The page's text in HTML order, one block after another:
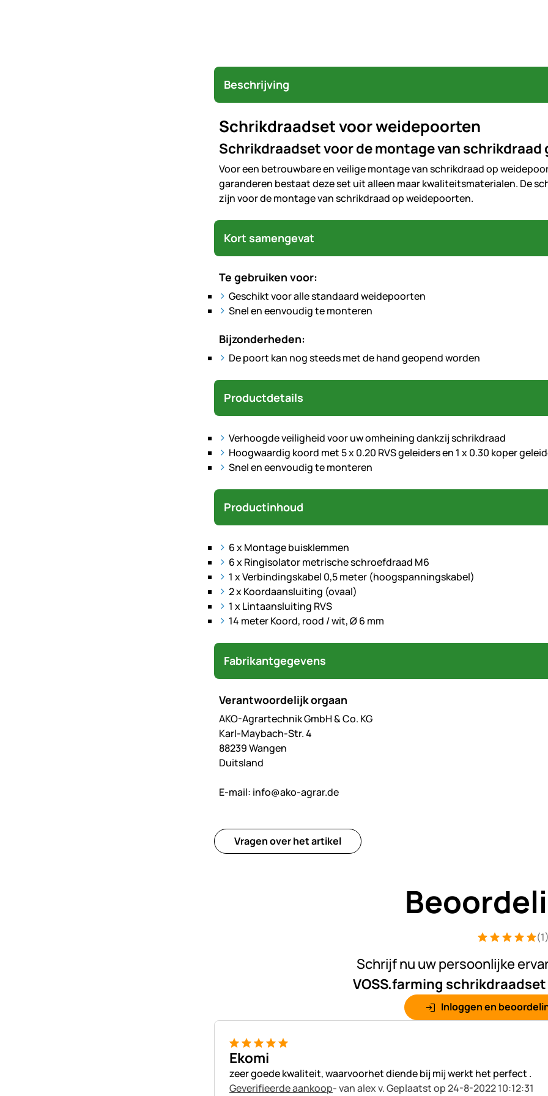
Beschrijving
Schrikdraadset voor weidepoorten
Schrikdraadset voor de montage van
Voor een betrouwbare en veilige montage van schrikdraad op
garanderen bestaat deze set uit alleen maar kwaliteitsmaterialen. De
zijn voor de montage van schrikdraad op weidepoorten.
Kort samengevat
Te gebruiken voor:
Geschikt voor alle standaard weidepoorten
Snel en eenvoudig te monteren
Bijzonderheden:
De poort kan nog steeds met de hand geopend worden
Productdetails
Verhoogde veiligheid voor uw omheining dankzij schrikdraad
Hoogwaardig koord met 5 x 0.20 RVS geleiders en 1 x 0.30 koper
Snel en eenvoudig te monteren
Productinhoud
6 x Montage buisklemmen
6 x Ringisolator metrische schroefdraad M6
1 x Verbindingskabel 0,5 meter (hoogspanningskabel)
2 x Koordaansluiting (ovaal)
1 x Lintaansluiting RVS
14 meter Koord, rood / wit, Ø 6 mm
Fabrikantgegevens
Verantwoordelijk orgaan
AKO-Agrartechnik GmbH & Co. KG
Karl-Maybach-Str. 4
88239 Wangen
Duitsland
E-mail: info@ako-agrar.de
Vragen over het artikel
Beoordeling: 5
1 Bewertung
Schrijf nu uw persoonlijke
VOSS.farming
Inloggen en
5 van 5
Ekomi
zeer goede kwaliteit, waarvoorhet diende bij mij werkt het perfect .
Geverifieerde aankoop- van alex v.Geplaatst op 24-8-2022 10:12:31